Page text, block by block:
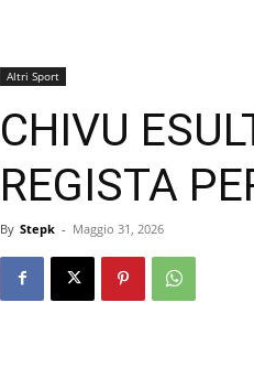
Altri Sport
CHIVU
REGISTA
By Stepk - Maggio 31, 2026